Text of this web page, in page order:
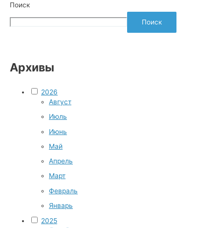
Поиск
Поиск
Архивы
2026
Август
Июль
Июнь
Май
Апрель
Март
Февраль
Январь
2025